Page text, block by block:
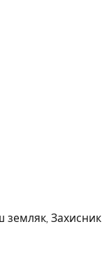
земляк, Захисник